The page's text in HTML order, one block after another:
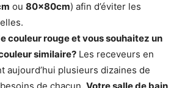
ou 80x80cm) afin d’éviter les
couleur rouge et vous souhaitez un
similaire? Les receveurs en
aujourd’hui plusieurs dizaines de